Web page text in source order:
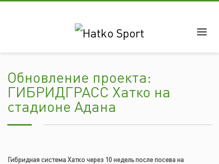
Обновление проекта:
ГИБРИДГРАСС Хатко на
стадионе Адана
Гибридная система Хатко через 10 недель после посева на